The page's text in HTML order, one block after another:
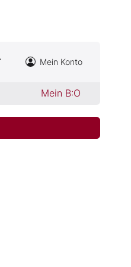
Mein Konto
Mein B:O